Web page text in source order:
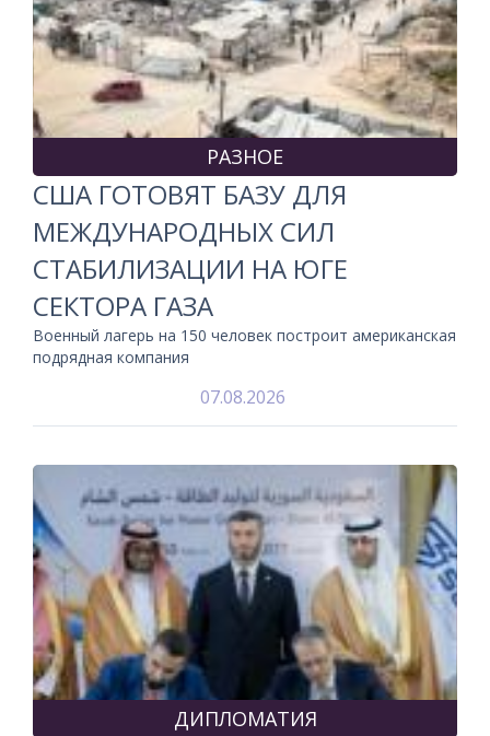
РАЗНОЕ
США ГОТОВЯТ БАЗУ ДЛЯ
МЕЖДУНАРОДНЫХ СИЛ
СТАБИЛИЗАЦИИ НА ЮГЕ
СЕКТОРА ГАЗА
Военный лагерь на 150 человек построит американская
подрядная компания
07.08.2026
ДИПЛОМАТИЯ